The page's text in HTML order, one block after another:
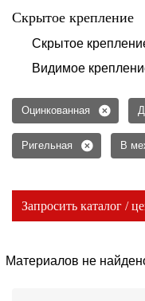
Скрытое крепление
Скрытое
Видимое
Оцинкованная
Ригельная В
Запросить каталог /
Материалов не